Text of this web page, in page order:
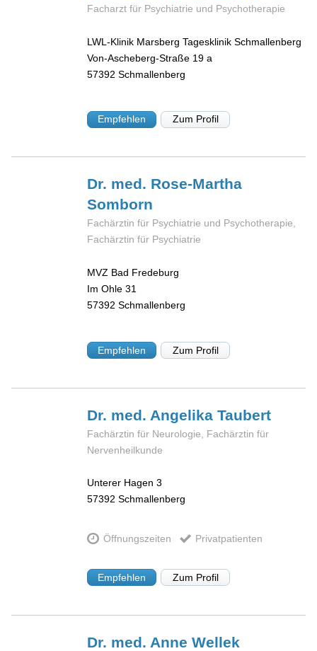
Facharzt für Psychiatrie und Psychotherapie
LWL-Klinik Marsberg Tagesklinik Schmallenberg
Von-Ascheberg-Straße 19 a
57392 Schmallenberg
Empfehlen Zum Profil
Dr. med. Rose-Martha
Somborn
Fachärztin für Psychiatrie und Psychotherapie,
Fachärztin für Psychiatrie
MVZ Bad Fredeburg
Im Ohle 31
57392 Schmallenberg
Empfehlen Zum Profil
Dr. med. AngelikaTaubert
Fachärztin für Neurologie, Fachärztin für
Nervenheilkunde
Unterer Hagen 3
57392 Schmallenberg
Öffnungszeiten Privatpatienten
Empfehlen Zum Profil
Dr. med. AnneWellek